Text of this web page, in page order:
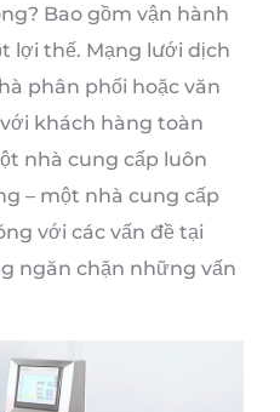
Bao gồm vận hành
lợi thế. Mạng lưới dịch
phân phối hoặc văn
khách hàng toàn
nhà cung cấp luôn
– một nhà cung cấp
với các vấn đề tại
ngăn chặn những vấn